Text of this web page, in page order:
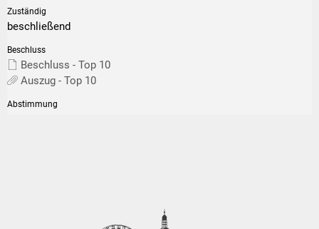
beschließend
Beschluss - Top 10
Auszug - Top 10